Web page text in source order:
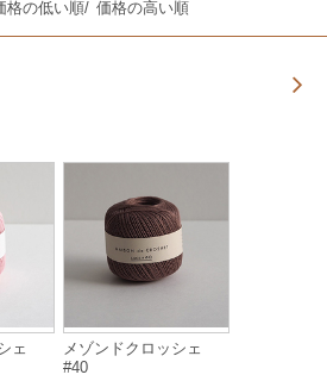
格の低い順/ 価格の高い順
ェ
メゾンドクロッシェ
#40